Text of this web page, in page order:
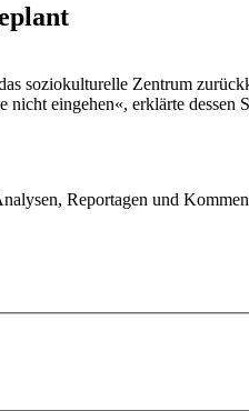
soziokulturelle Zentrum
eingehen«, erklärte dessen
Reportagen und